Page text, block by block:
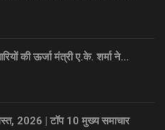
की ऊर्जा मंत्री ए.के. शर्मा ने…
2026 | टॉप 10 मुख्य समाचार